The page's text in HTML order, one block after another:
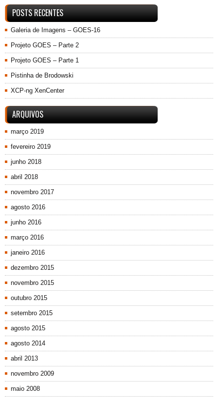
POSTS RECENTES
Galeria de Imagens – GOES-16
Projeto GOES – Parte 2
Projeto GOES – Parte 1
Pistinha de Brodowski
XCP-ng XenCenter
ARQUIVOS
março 2019
fevereiro 2019
junho 2018
abril 2018
novembro 2017
agosto 2016
junho 2016
março 2016
janeiro 2016
dezembro 2015
novembro 2015
outubro 2015
setembro 2015
agosto 2015
agosto 2014
abril 2013
novembro 2009
maio 2008